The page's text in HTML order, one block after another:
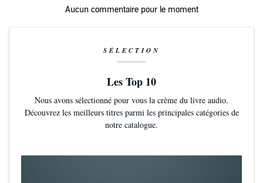
Aucun commentaire pour le moment
SÉLECTION
Les Top 10
Nous avons sélectionné pour vous la crème du livre audio.
Découvrez les meilleurs titres parmi les principales catégories de
notre catalogue.